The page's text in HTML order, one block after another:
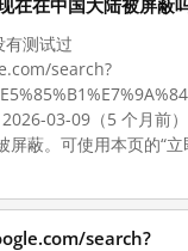
在在中国大陆被屏蔽
测试过
search?
03-09（5 个月前
屏蔽。可使用本页的“立
search?